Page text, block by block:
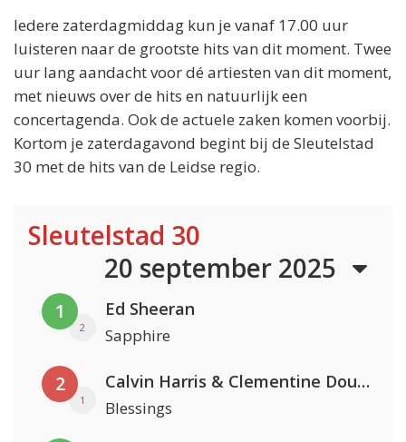
Iedere zaterdagmiddag kun je vanaf 17.00 uur
luisteren naar de grootste hits van dit moment. Twee
uur lang aandacht voor dé artiesten van dit moment,
met nieuws over de hits en natuurlijk een
concertagenda. Ook de actuele zaken komen voorbij.
Kortom je zaterdagavond begint bij de Sleutelstad
30 met de hits van de Leidse regio.
Sleutelstad 30
20 september 2025
1
2
Ed Sheeran
Sapphire
2
1
Calvin Harris & Clementine Douglas
Blessings